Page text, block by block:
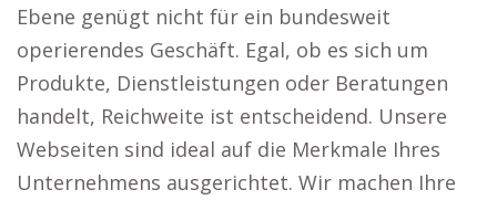
Ebene genügt nicht für ein bundesweit
operierendes Geschäft. Egal, ob es sich um
Produkte, Dienstleistungen oder Beratungen
handelt, Reichweite ist entscheidend. Unsere
Webseiten sind ideal auf die Merkmale Ihres
Unternehmens ausgerichtet. Wir machen Ihre